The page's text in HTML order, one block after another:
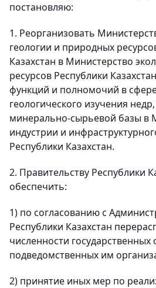
постановляю:
1. Реорганизовать
геологии и природных
Казахстан в Министерство
ресурсов Республики
функций и полномочий в
геологического изучения
минерально-сырьевой базы в
индустрии и
Республики Казахстан.
2. Правительству Республики
обеспечить:
1) по согласованию с
Республики Казахстан
численности государственных
подведомственных им
2) принятие иных мер по